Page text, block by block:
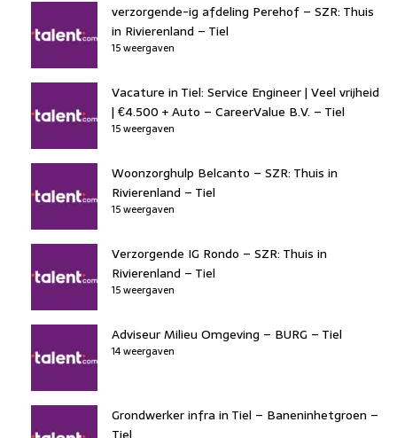
verzorgende-ig afdeling Perehof – SZR: Thuis
in Rivierenland – Tiel
15 weergaven
Vacature in Tiel: Service Engineer | Veel vrijheid
| €4.500 + Auto – CareerValue B.V. – Tiel
15 weergaven
Woonzorghulp Belcanto – SZR: Thuis in
Rivierenland – Tiel
15 weergaven
Verzorgende IG Rondo – SZR: Thuis in
Rivierenland – Tiel
15 weergaven
Adviseur Milieu Omgeving – BURG – Tiel
14 weergaven
Grondwerker infra in Tiel – Baneninhetgroen –